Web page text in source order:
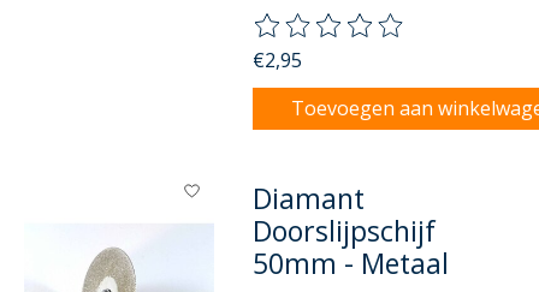
De beoordeling van dit
€2,95
Toevoegen aan
Diamant
Doorslijpschijf
50mm - Metaal